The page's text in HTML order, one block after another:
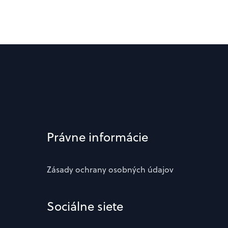
Právne informácie
Zásady ochrany osobných údajov
Sociálne siete